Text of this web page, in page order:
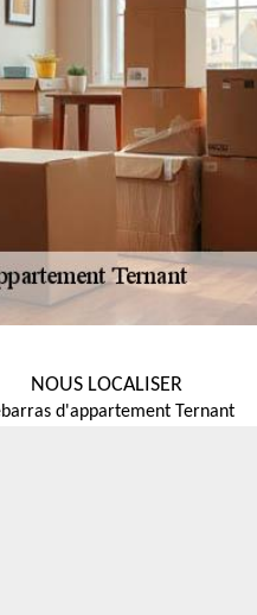
NOUS LOCALISER
d'appartement Ternant